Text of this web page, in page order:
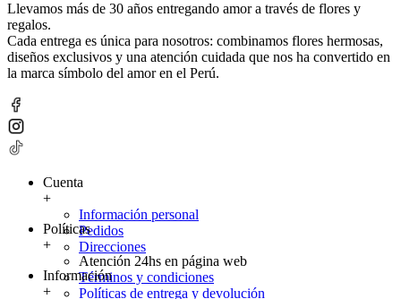
Llevamos más de 30 años entregando amor a través de flores y
regalos.
Cada entrega es única para nosotros: combinamos flores hermosas,
diseños exclusivos y una atención cuidada que nos ha convertido en
la marca símbolo del amor en el Perú.
Cuenta
+
Información personal
Pedidos
Direcciones
Políticas
+
Atención 24hs en página web
Términos y condiciones
Políticas de entrega y devolución
Información
+